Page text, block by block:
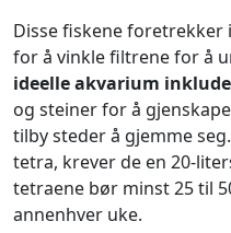
Disse fiskene foretrekker
for å vinkle filtrene for å
ideelle akvarium
og steiner for å
tilby steder å gjemme
tetra, krever de en 20-
tetraene bør minst 25 til
annenhver uke.